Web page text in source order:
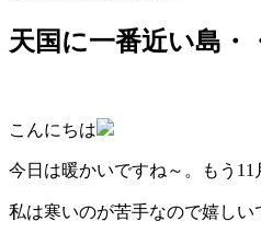
天国に一番近い島・
こんにちは
今日は暖かいですね～。もう11
私は寒いのが苦手なので嬉しい